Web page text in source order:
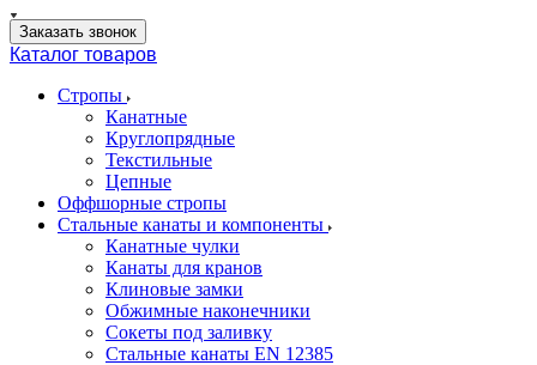
Заказать звонок
Каталог товаров
Стропы
Канатные
Круглопрядные
Текстильные
Цепные
Оффшорные стропы
Стальные канаты и компоненты
Канатные чулки
Канаты для кранов
Клиновые замки
Обжимные наконечники
Сокеты под заливку
Стальные канаты EN 12385